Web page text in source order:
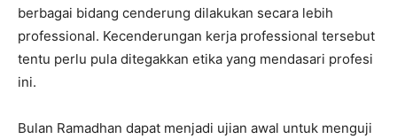
berbagai bidang cenderung dilakukan secara lebih
professional. Kecenderungan kerja professional tersebut
tentu perlu pula ditegakkan etika yang mendasari profesi
ini.
Bulan Ramadhan dapat menjadi ujian awal untuk menguji